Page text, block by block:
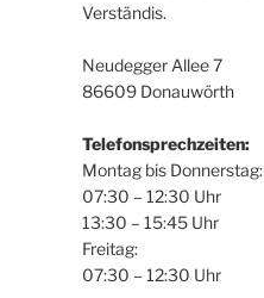
Verständis.
Neudegger Allee 7
86609 Donauwörth
Telefonsprechzeiten:
Montag bis Donnerstag:
07:30 – 12:30 Uhr
13:30 – 15:45 Uhr
Freitag:
07:30 – 12:30 Uhr